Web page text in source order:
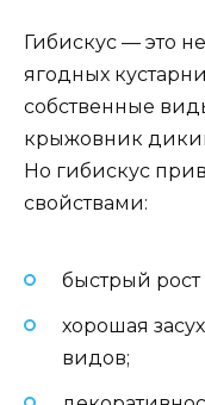
Гибискус — это
ягодных
собственные
крыжовник
Но гибискус
свойствами:
быстрый
хорошая
видов;